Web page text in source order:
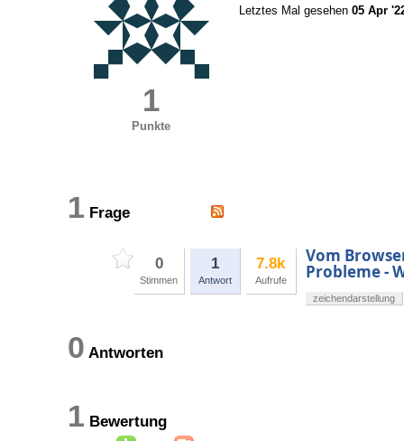
1
Punkte
Letztes Mal gesehen 05 Apr
1 Frage
0
Stimmen
1
Antwort
7.8k
Aufrufe
Vom
Probleme -
zeichendarstellung
0 Antworten
1 Bewertung